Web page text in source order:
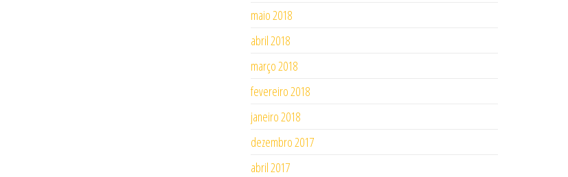
maio 2018
abril 2018
março 2018
fevereiro 2018
janeiro 2018
dezembro 2017
abril 2017